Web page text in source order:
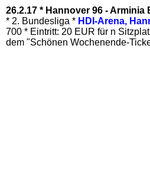
26.2.17 * Hannover 96 -
* 2. Bundesliga * HDI-Arena,
700 * Eintritt: 20 EUR für n
dem "Schönen Wochenende-